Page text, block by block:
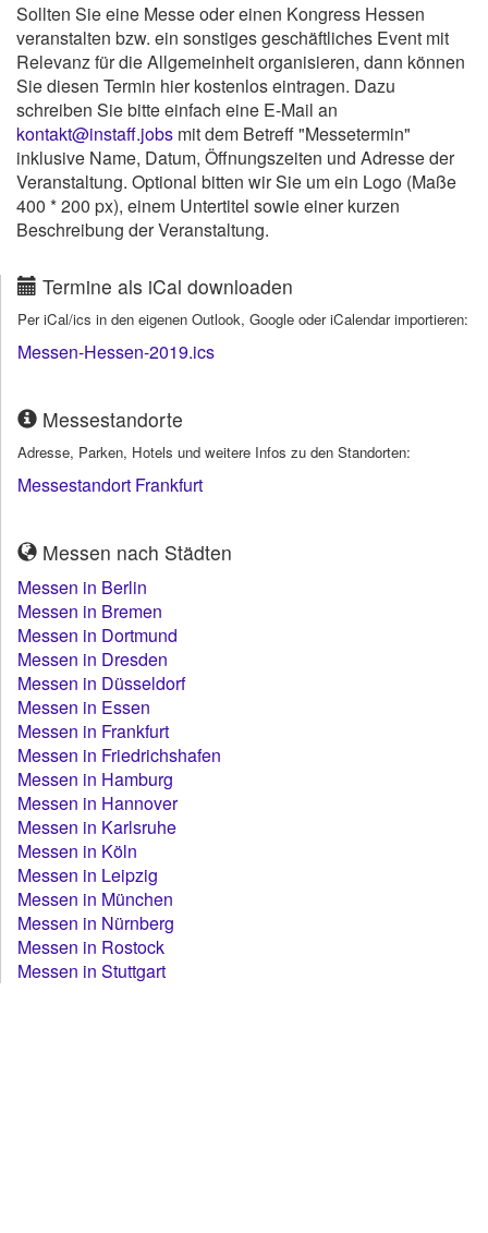
Sollten Sie eine Messe oder einen Kongress Hessen
veranstalten bzw. ein sonstiges geschäftliches Event mit
Relevanz für die Allgemeinheit organisieren, dann können
Sie diesen Termin hier kostenlos eintragen. Dazu
schreiben Sie bitte einfach eine E-Mail an
kontakt@instaff.jobs mit dem Betreff "Messetermin"
inklusive Name, Datum, Öffnungszeiten und Adresse der
Veranstaltung. Optional bitten wir Sie um ein Logo (Maße
400 * 200 px), einem Untertitel sowie einer kurzen
Beschreibung der Veranstaltung.
Termine als iCal downloaden
Per iCal/ics in den eigenen Outlook, Google oder iCalendar importieren:
Messen-Hessen-2019.ics
Messestandorte
Adresse, Parken, Hotels und weitere Infos zu den Standorten:
Messestandort Frankfurt
Messen nach Städten
Messen in Berlin
Messen in Bremen
Messen in Dortmund
Messen in Dresden
Messen in Düsseldorf
Messen in Essen
Messen in Frankfurt
Messen in Friedrichshafen
Messen in Hamburg
Messen in Hannover
Messen in Karlsruhe
Messen in Köln
Messen in Leipzig
Messen in München
Messen in Nürnberg
Messen in Rostock
Messen in Stuttgart